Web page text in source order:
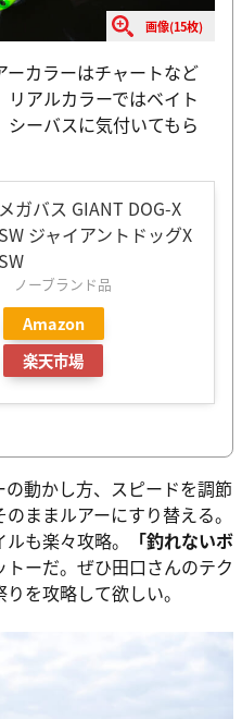
画像(15枚)
カラーはチャートなど
アルカラーではベイト
ーバスに気付いてもら
メガバス GIANT DOG-X
SW ジャイアントドッグX
SW
ノーブランド品
Amazon
楽天市場
動かし方、スピードを調節
ままルアーにすり替える。
も楽々攻略。
「釣れないボ
ーだ。ぜひ田口さんのテク
を攻略して欲しい。